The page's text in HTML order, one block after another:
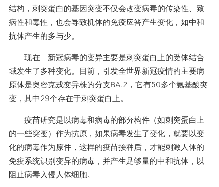
结构，刺突蛋白的基因突变不仅会改变病毒的传染性、致
病性和毒性，也会导致机体的免疫应答产生变化，如中和
抗体产生的多与少。
现在，新冠病毒的变异主要是刺突蛋白上的受体结合
域发生了多种变化。目前，引发全世界新冠疫情的主要病
原体是奥密克戎变异株的分支BA.2，它有50多个氨基酸突
变，其中29个存在于刺突蛋白上。
疫苗研究是以病毒和病毒的部分构件（如刺突蛋白上
的一些突变）作为抗原，如果病毒发生了变化，就要以变
化的病毒作为原件，这样的疫苗接种后，才能刺激人体的
免疫系统识别变异的病毒，并产生足够量的中和抗体，以
阻止病毒入侵人体细胞。